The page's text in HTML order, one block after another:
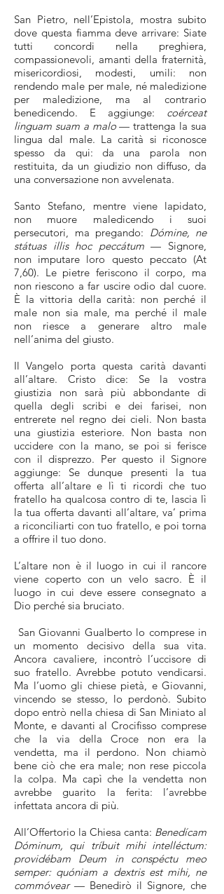
San Pietro, nell’Epistola, mostra subito
dove questa fiamma deve arrivare: Siate
tutti concordi nella preghiera,
compassionevoli, amanti della fraternità,
misericordiosi, modesti, umili: non
rendendo male per male, né maledizione
per maledizione, ma al contrario
benedicendo. E aggiunge: coérceat
linguam suam a malo— trattenga la sua
lingua dal male. La carità si riconosce
spesso da qui: da una parola non
restituita, da un giudizio non diffuso, da
una conversazione non avvelenata.
Santo Stefano, mentre viene lapidato,
non muore maledicendo i suoi
persecutori, ma pregando: Dómine, ne
státuas illis hoc peccátum— Signore,
non imputare loro questo peccato (At
7,60). Le pietre feriscono il corpo, ma
non riescono a far uscire odio dal cuore.
È la vittoria della carità: non perché il
male non sia male, ma perché il male
non riesce a generare altro male
nell’anima del giusto.
Il Vangelo porta questa carità davanti
all’altare. Cristo dice: Se la vostra
giustizia non sarà più abbondante di
quella degli scribi e dei farisei, non
entrerete nel regno dei cieli. Non basta
una giustizia esteriore. Non basta non
uccidere con la mano, se poi si ferisce
con il disprezzo. Per questo il Signore
aggiunge: Se dunque presenti la tua
offerta all’altare e lì ti ricordi che tuo
fratello ha qualcosa contro di te, lascia lì
la tua offerta davanti all’altare, va’ prima
a riconciliarti con tuo fratello, e poi torna
a offrire il tuo dono.
L’altare non è il luogo in cui il rancore
viene coperto con un velo sacro. È il
luogo in cui deve essere consegnato a
Dio perché sia bruciato.
San Giovanni Gualberto lo comprese in
un momento decisivo della sua vita.
Ancora cavaliere, incontrò l’uccisore di
suo fratello. Avrebbe potuto vendicarsi.
Ma l’uomo gli chiese pietà, e Giovanni,
vincendo se stesso, lo perdonò. Subito
dopo entrò nella chiesa di San Miniato al
Monte, e davanti al Crocifisso comprese
che la via della Croce non era la
vendetta, ma il perdono. Non chiamò
bene ciò che era male; non rese piccola
la colpa. Ma capì che la vendetta non
avrebbe guarito la ferita: l’avrebbe
infettata ancora di più.
All’Offertorio la Chiesa canta: Benedícam
Dóminum, qui tríbuit mihi intelléctum:
providébam Deum in conspéctu meo
semper: quóniam a dextris est mihi, ne
commóvear— Benedirò il Signore, che